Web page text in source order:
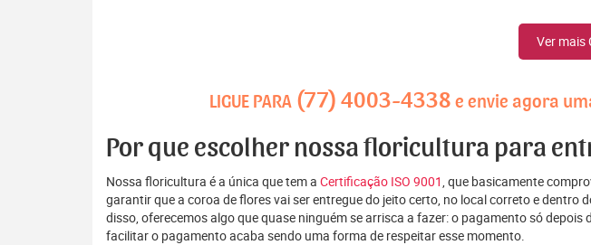
Ver mais
LIGUE PARA (77) 4003-4338 e envie agora
Por que escolher nossa floricultura para
Nossa floricultura é a única que tem a Certificação ISO 9001, que basicamente
garantir que a coroa de flores vai ser entregue do jeito certo, no local correto e
disso, oferecemos algo que quase ninguém se arrisca a fazer: o pagamento só
facilitar o pagamento acaba sendo uma forma de respeitar esse momento.